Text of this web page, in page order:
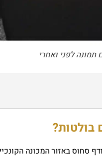
תמונה לפני ואחרי
בולטות?
סחוס באזור המכונה